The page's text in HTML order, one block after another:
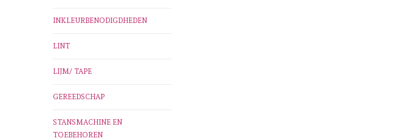
INKLEURBENODIGDHEDEN
LINT
LIJM/ TAPE
GEREEDSCHAP
STANSMACHINE EN
TOEBEHOREN